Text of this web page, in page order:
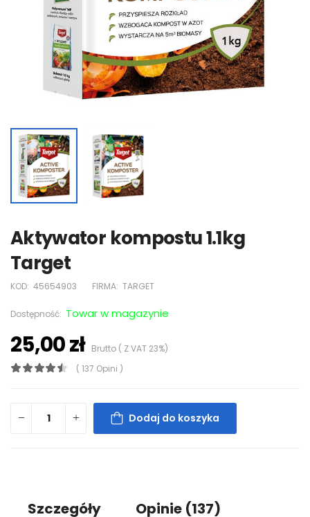
Aktywator kompostu 1.1kg
Target
KOD: 45654903 FIRMA: TARGET
Dostępność: Towar w magazynie
25,00 złBrutto ( Z VAT 23%)
( 137 Opini )
Dodaj do koszyka
Szczegóły Opinie (137)